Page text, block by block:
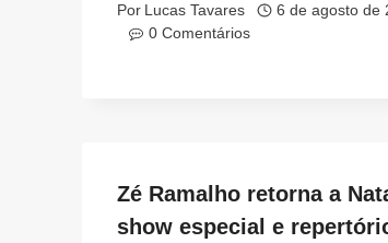
Por Lucas Tavares
6 de agosto de
0 Comentários
Zé Ramalho retorna a
show especial e